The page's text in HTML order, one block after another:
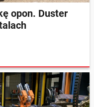
opon. Duster